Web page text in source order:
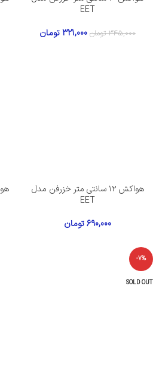
EET
345,000 تومان 321,000تومان
هواکش ۱۲ سانتی متر خزرفن مدل
EET
690,000تومان
-7%
SOLD OUT